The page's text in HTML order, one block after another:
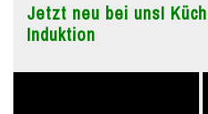
Jetzt neu bei uns!
Induktion